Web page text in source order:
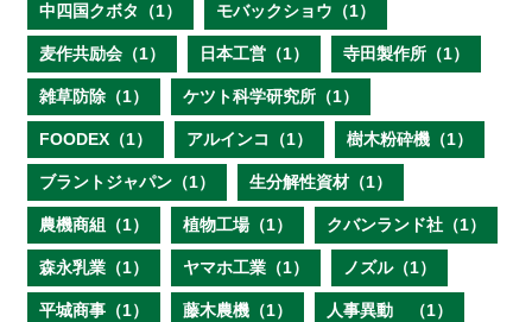
中四国クボタ（1） モバックショウ（1）
麦作共励会（1） 日本工営（1） 寺田製作所（1）
雑草防除（1） ケツト科学研究所（1）
FOODEX（1） アルインコ（1） 樹木粉砕機（1）
ブラントジャパン（1） 生分解性資材（1）
農機商組（1） 植物工場（1） クバンランド社（1）
森永乳業（1） ヤマホ工業（1） ノズル（1）
平城商事（1） 藤木農機（1） 人事異動 （1）